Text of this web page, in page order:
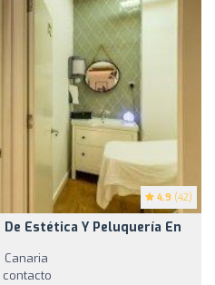
4.9 (42)
Estética Y Peluquería En
Canaria